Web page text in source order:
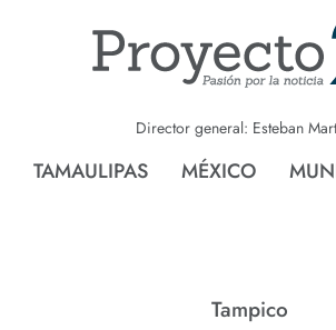
Director general: Esteban
TAMAULIPAS MÉXICO
Tampico